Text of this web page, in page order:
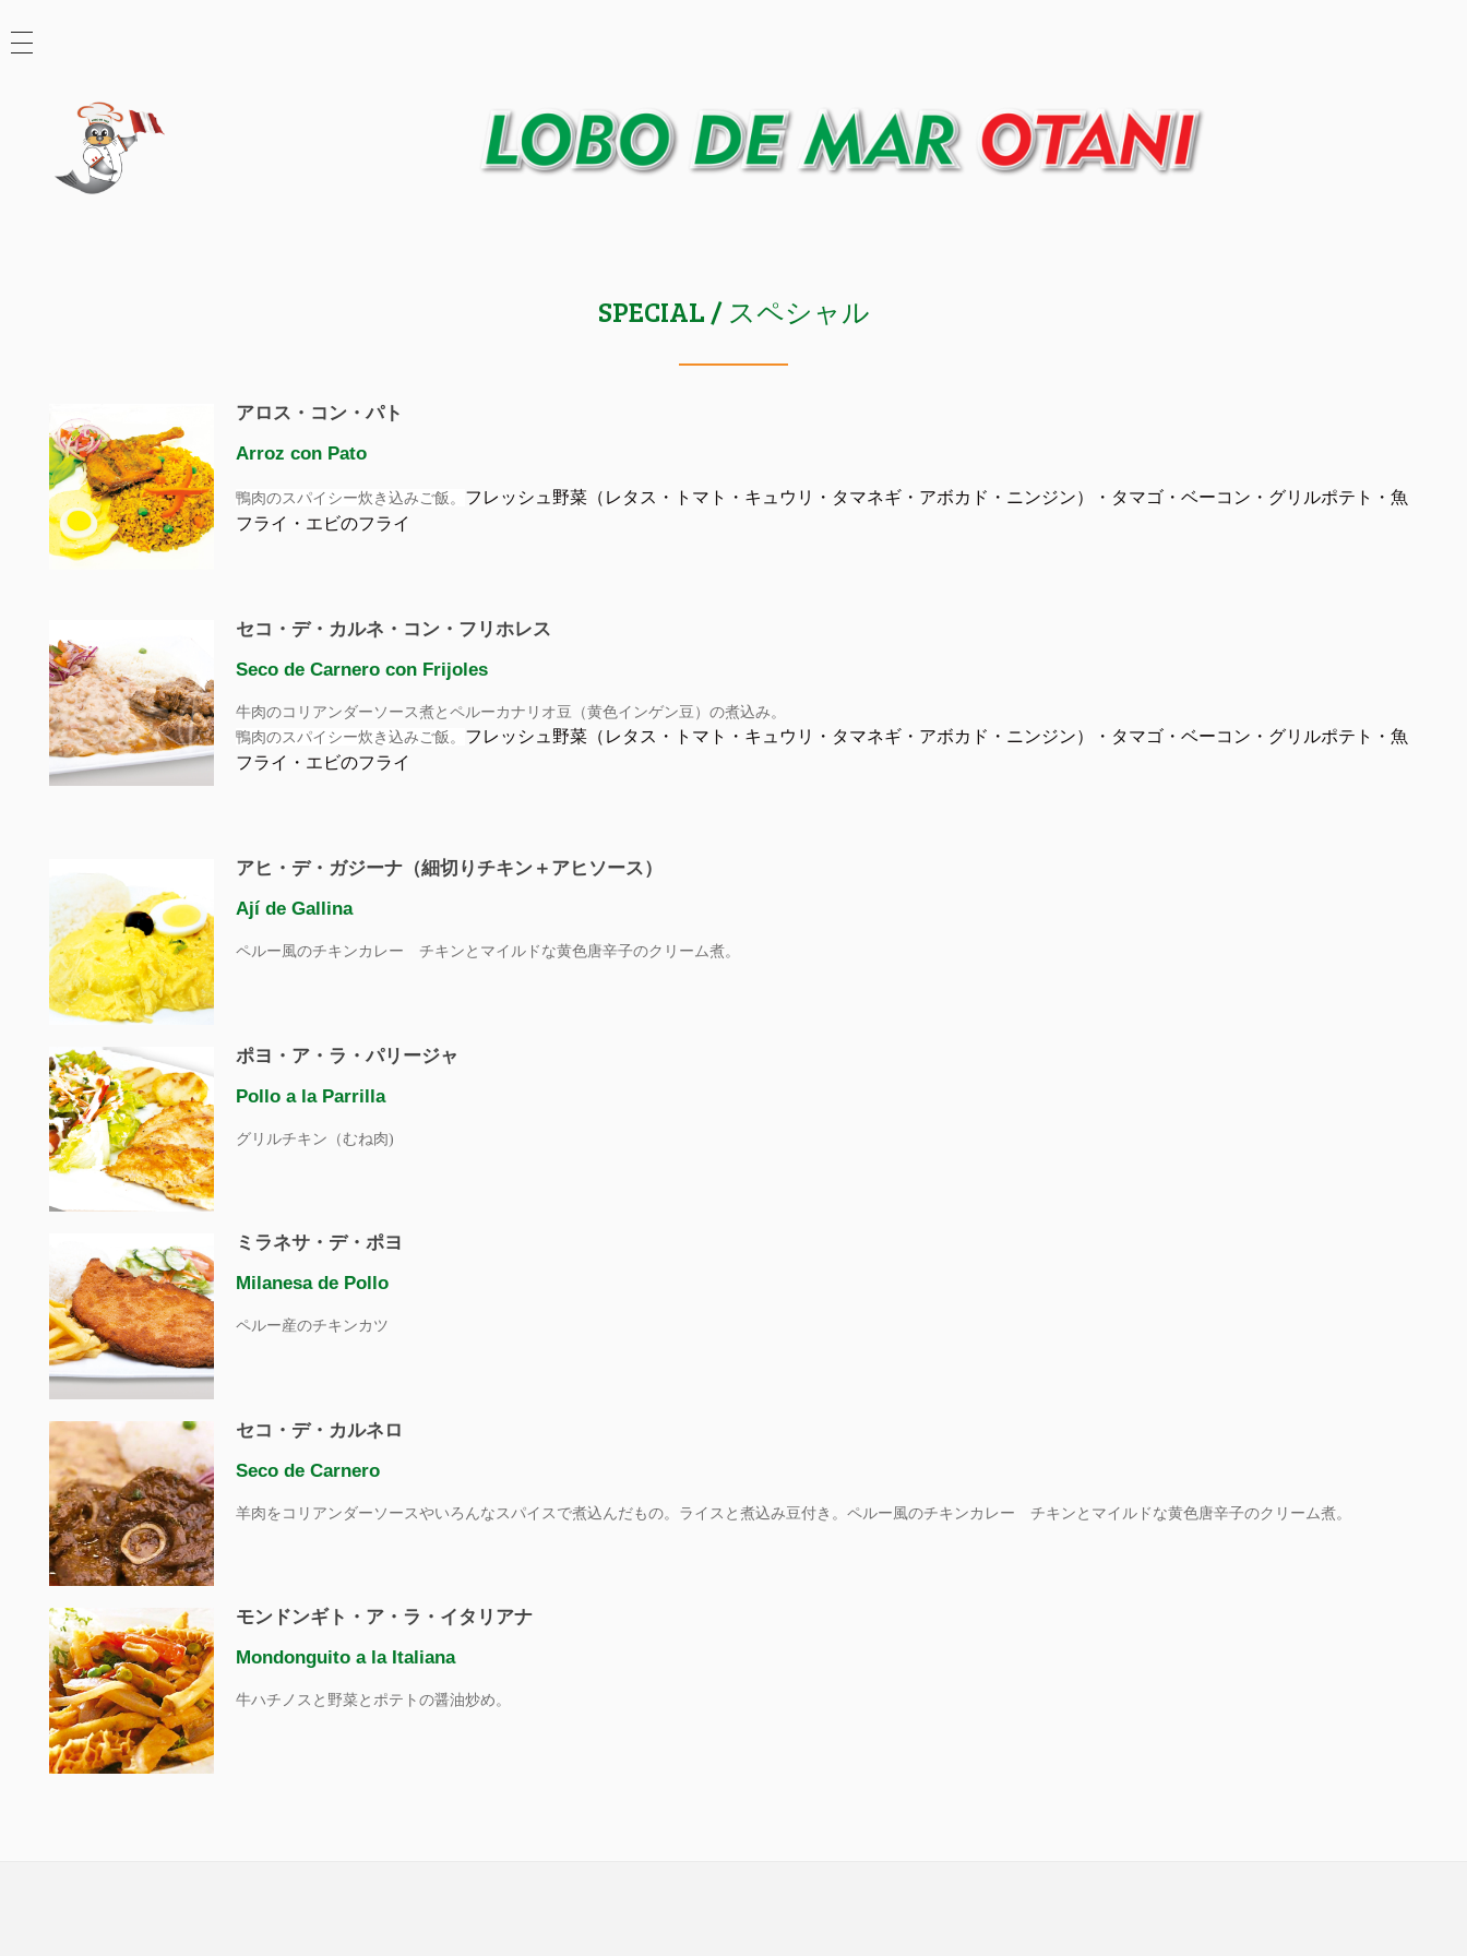
SPECIAL / スペシャル
アロス・コン・パト
Arroz con Pato
鴨肉のスパイシー炊き込みご飯。 フレッシュ野菜（レタス・トマト・キュウリ・タマネギ・アボカド・ニンジン）・タマゴ・ベーコン・グリルポテト・魚
フライ・エビのフライ
セコ・デ・カルネ・コン・フリホレス
Seco de Carnero con Frijoles
牛肉のコリアンダーソース煮とペルーカナリオ豆（黄色インゲン豆）の煮込み。
鴨肉のスパイシー炊き込みご飯。 フレッシュ野菜（レタス・トマト・キュウリ・タマネギ・アボカド・ニンジン）・タマゴ・ベーコン・グリルポテト・魚
フライ・エビのフライ
アヒ・デ・ガジーナ（細切りチキン＋アヒソース）
Ají de Gallina
ペルー風のチキンカレー チキンとマイルドな黄色唐辛子のクリーム煮。
ポヨ・ア・ラ・パリージャ
Pollo a la Parrilla
グリルチキン（むね肉)
ミラネサ・デ・ポヨ
Milanesa de Pollo
ペルー産のチキンカツ
セコ・デ・カルネロ
Seco de Carnero
羊肉をコリアンダーソースやいろんなスパイスで煮込んだもの。ライスと煮込み豆付き。ペルー風のチキンカレー チキンとマイルドな黄色唐辛子のクリーム煮。
モンドンギト・ア・ラ・イタリアナ
Mondonguito a la Italiana
牛ハチノスと野菜とポテトの醤油炒め。